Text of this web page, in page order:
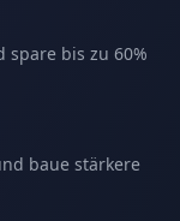
bis zu 60%
baue stärkere